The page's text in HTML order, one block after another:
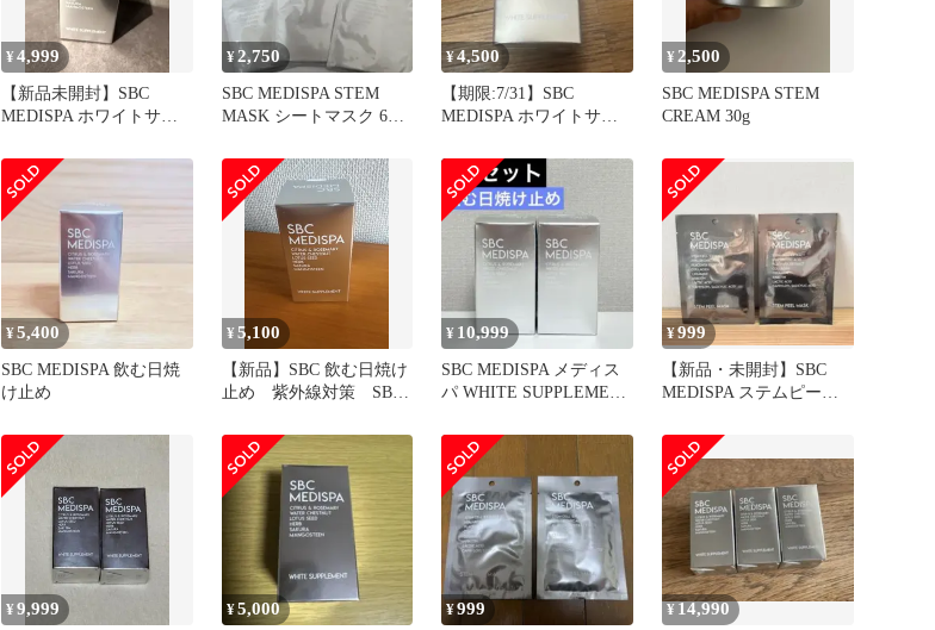
¥4,999
【新品未開封】SBC
MEDISPA ホワイトサプ
¥2,750
SBC MEDISPA STEM
MASK シートマスク 6枚
¥4,500
【期限:7/31】SBC
MEDISPA ホワイトサプ
¥2,500
SBC MEDISPA STEM
CREAM 30g
¥5,400
SBC MEDISPA 飲む日焼
け止め
¥5,100
【新品】SBC 飲む日焼け
止め 紫外線対策 SBC
¥ 10,999
SBC MEDISPA メディス
パ WHITE SUPPLEMENT
¥999
【新品・未開封】SBC
MEDISPA ステムピール
¥9,999 ¥5,000 ¥999 ¥ 14,990